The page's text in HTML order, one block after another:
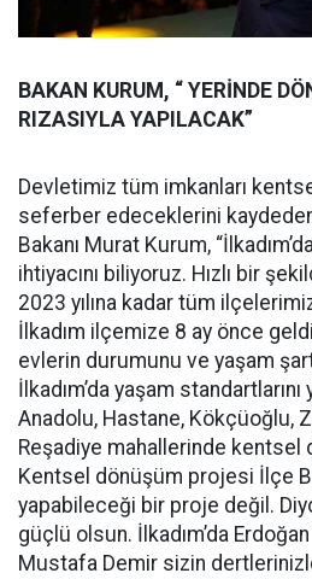
BAKAN KURUM, “ YERİNDE
RIZASIYLA YAPILACAK”
Devletimiz tüm imkanları
seferber edeceklerini
Bakanı Murat Kurum,
ihtiyacını biliyoruz. Hızlı bir
2023 yılına kadar tüm
İlkadım ilçemize 8 ay önce
evlerin durumunu ve yaşam
İlkadım’da yaşam
Anadolu, Hastane, Kökçüoğlu,
Reşadiye mahallerinde kentsel
Kentsel dönüşüm projesi İlçe
yapabileceği bir proje değil.
güçlü olsun. İlkadım’da
Mustafa Demir sizin